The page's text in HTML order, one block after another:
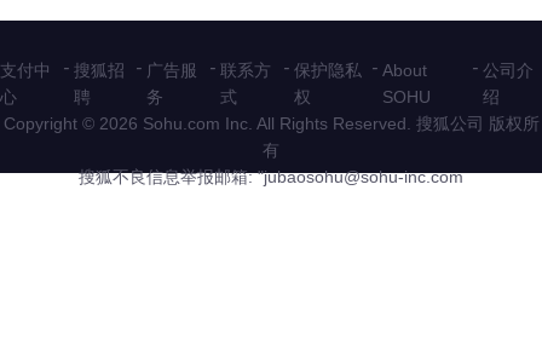
支付中
心
- 搜狐招
聘
- 广告服
务
- 联系方
式
- 保护隐私
权
- About
SOHU
- 公司介
绍
Copyright © 2026 Sohu.com Inc. All Rights Reserved. 搜狐公司 版权所
有
搜狐不良信息举报邮箱: "jubaosohu@sohu-inc.com